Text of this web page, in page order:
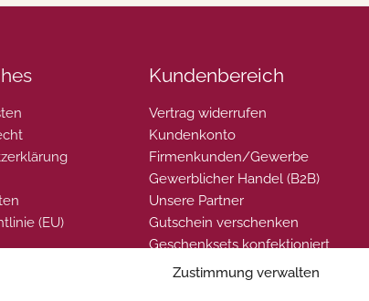
Zustimmung verwalten
(EU)
Kundenbereich
Vertrag widerrufen
Kundenkonto
Firmenkunden/Gewerbe
Gewerblicher Handel (B2B)
Unsere Partner
Gutschein verschenken
Geschenksets konfektioniert